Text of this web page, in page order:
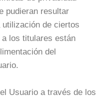
pudieran resultar
de ciertos
los titulares están
del
Usuario a través de los